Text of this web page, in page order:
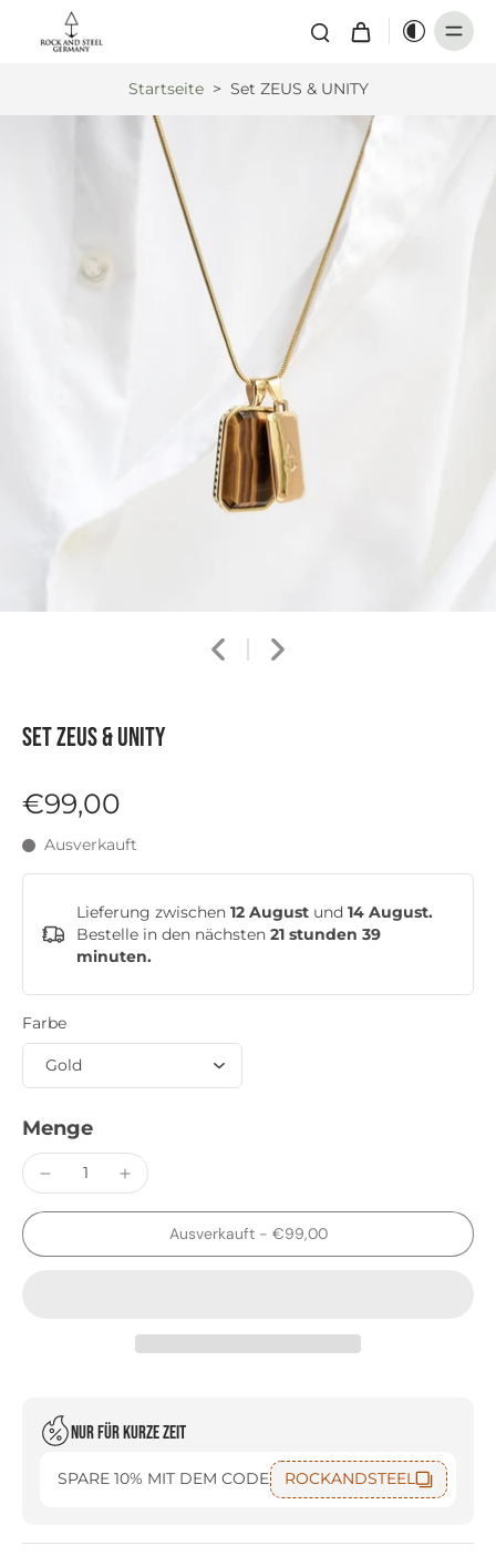
Startseite > Set ZEUS & UNITY
Set ZEUS & UNITY
€99,00
Ausverkauft
Lieferung zwischen 12 August und 14 August.
Bestelle in den nächsten 21 stunden 39
minuten.
Farbe
Menge
Ausverkauft - €99,00
Nur für kurze Zeit
SPARE 10% MIT DEM CODE ROCKANDSTEEL